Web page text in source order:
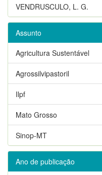
VENDRUSCULO, L. G.
Assunto
Agricultura Sustentável
Agrossilvipastoril
Ilpf
Mato Grosso
Sinop-MT
Ano de publicação